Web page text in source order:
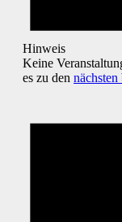
Hinweis
Keine
es zu den nächsten